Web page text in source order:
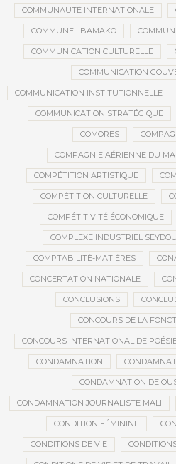
COMMUNAUTÉ INTERNATIONALE
COMMUNE I BAMAKO
COMMUNICATION CULTURELLE
COMMUNICATION
COMMUNICATION INSTITUTIONNELLE
COMMUNICATION STRATÉGIQUE
COMORES
COMPAGNIE AÉRIENNE DU
COMPÉTITION ARTISTIQUE
COMPÉTITION CULTURELLE
COMPÉTITIVITÉ ÉCONOMIQUE
COMPLEXE INDUSTRIEL
COMPTABILITÉ-MATIÈRES
CONCERTATION NATIONALE
CONCLUSIONS
CONCOURS DE LA
CONCOURS INTERNATIONAL DE
CONDAMNATION
CONDAMNATION DE
CONDAMNATION JOURNALISTE MALI
CONDITION FÉMININE
CONDITIONS DE VIE